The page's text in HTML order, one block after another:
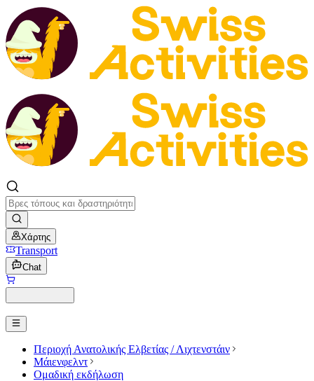
Χάρτης
Transport
Chat
Περιοχή Ανατολικής Ελβετίας / Λιχτενστάιν
Μάιενφελντ
Ομαδική εκδήλωση